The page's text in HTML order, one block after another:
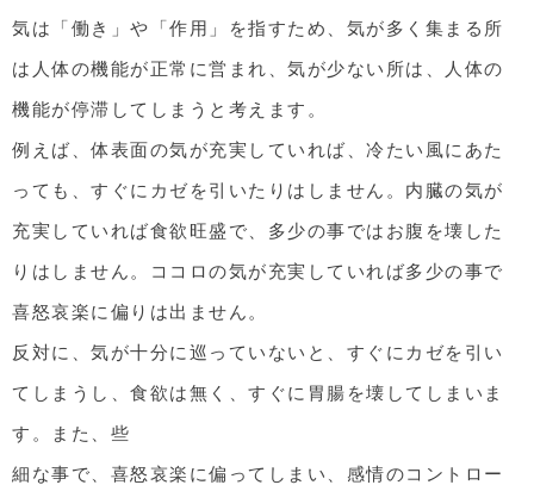
気は「働き」や「作用」を指すため、気が多く集まる所
は人体の機能が正常に営まれ、気が少ない所は、人体の
機能が停滞してしまうと考えます。
例えば、体表面の気が充実していれば、冷たい風にあた
っても、すぐにカゼを引いたりはしません。内臓の気が
充実していれば食欲旺盛で、多少の事ではお腹を壊した
りはしません。ココロの気が充実していれば多少の事で
喜怒哀楽に偏りは出ません。
反対に、気が十分に巡っていないと、すぐにカゼを引い
てしまうし、食欲は無く、すぐに胃腸を壊してしまいま
す。また、些
細な事で、喜怒哀楽に偏ってしまい、感情のコントロー